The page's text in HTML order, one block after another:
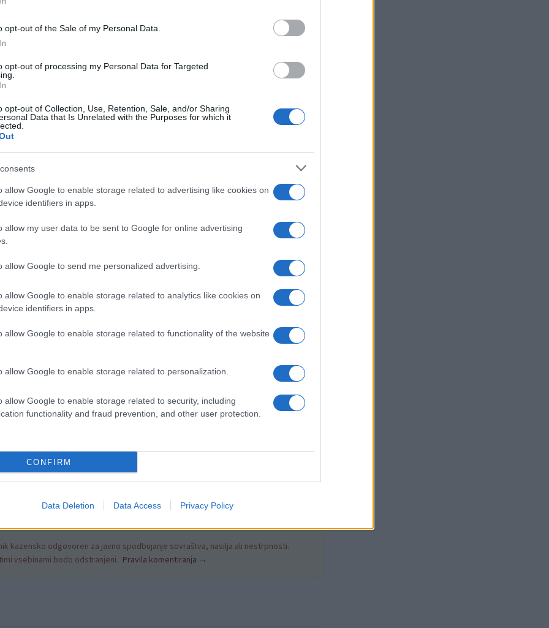
opt-out of the Sale of my Personal Data.
opt-out of processing my Personal Data for Targeted
opt-out of Collection, Use, Retention, Sale, and/or Sharing
Data that Is Unrelated with the Purposes for which it
allow Google to enable storage related to advertising like cookies on
identifiers in apps.
allow my user data to be sent to Google for online advertising
allow Google to send me personalized advertising.
allow Google to enable storage related to analytics like cookies on
identifiers in apps.
allow Google to enable storage related to functionality of the website
allow Google to enable storage related to personalization.
allow Google to enable storage related to security, including
functionality and fraud prevention, and other user protection.
CONFIRM
Data Deletion Data Access Privacy Policy
vse ravni znanja, delavnice, druženja in sprostitev, zvečer pa
Fest Series,kjer profesionalni kolesarji z vsega sveta
še stopničko višje. Graditelji prog Batt Crew
trase, zabaven park za začetnike ter osupljiva velika
Preizkusi zdaj
1 / 3
- postavite svoj šotor sredi dogajanja, uživajte v družbi
zgodbe in ustvarite spomine, ki bodo ostali za vedno.
ob tabornem ognju v odlični družbi. Ustvarite si
vBike parku Kope.
kazensko odgovoren za javno spodbujanje sovraštva, nasilja ali nestrpnosti.
vsebinami bodo odstranjeni. Pravila komentiranja →